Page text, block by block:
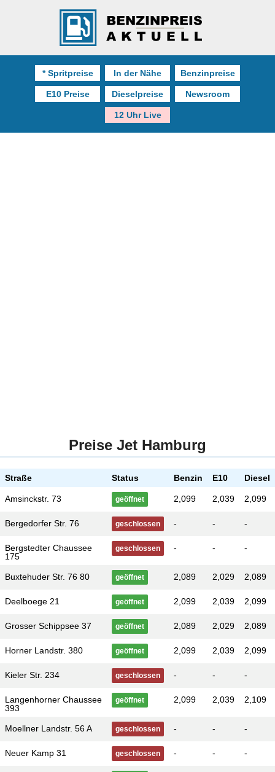
* Spritpreise In der Nähe Benzinpreise
E10 Preise Dieselpreise Newsroom
12 Uhr Live
Preise Jet Hamburg
Straße Status Benzin E10 Diesel
Amsinckstr. 73 geöffnet 2,099 2,039 2,099
Bergedorfer Str. 76 geschlossen - - -
Bergstedter Chaussee
175
geschlossen - - -
Buxtehuder Str. 76 80 geöffnet 2,089 2,029 2,089
Deelboege 21 geöffnet 2,099 2,039 2,099
Grosser Schippsee 37 geöffnet 2,089 2,029 2,089
Horner Landstr. 380 geöffnet 2,099 2,039 2,099
Kieler Str. 234 geschlossen - - -
Langenhorner Chaussee
393
geöffnet 2,099 2,039 2,109
Moellner Landstr. 56 A geschlossen - - -
Neuer Kamp 31 geschlossen - - -